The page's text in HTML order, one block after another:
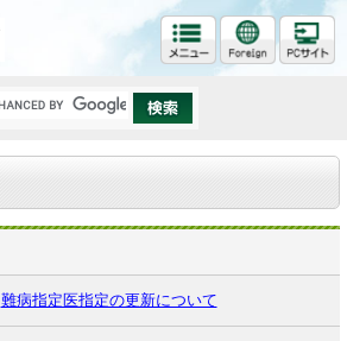
難病指定医指定の更新について